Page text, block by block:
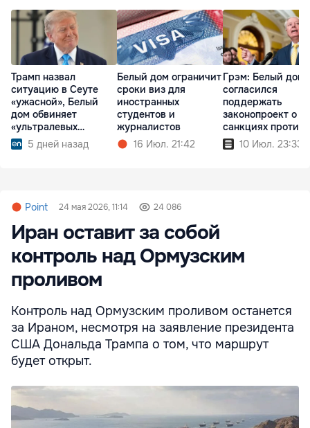
Трамп назвал
ситуацию в Сеуте
«ужасной», Белый
дом обвиняет
«ультралевых
глобалистов»
5 дней назад
Белый дом ограничит
сроки виз для
иностранных
студентов и
журналистов
16 Июл. 21:42
Грэм: Белый дом
согласился
поддержать
законопроект о
санкциях против
России10 Июл. 23:33
Point 24 мая 2026, 11:14 24 086
Иран оставит за собой
контроль над Ормузским
проливом
Контроль над Ормузским проливом останется
за Ираном, несмотря на заявление президента
США Дональда Трампа о том, что маршрут
будет открыт.